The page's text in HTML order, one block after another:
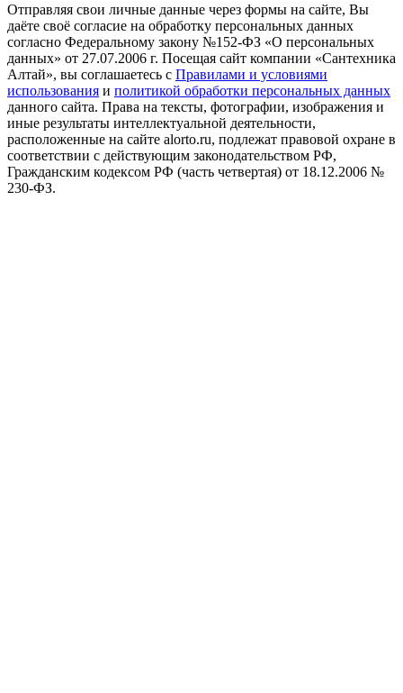
Отправляя свои личные данные через формы на сайте, Вы
даёте своё согласие на обработку персональных данных
согласно Федеральному закону №152-ФЗ «О персональных
данных» от 27.07.2006 г. Посещая сайт компании «Cантехника
Алтай», вы соглашаетесь с Правилами и условиями
использования и политикой обработки персональных данных
данного сайта. Права на тексты, фотографии, изображения и
иные результаты интеллектуальной деятельности,
расположенные на сайте alorto.ru, подлежат правовой охране в
соответствии с действующим законодательством РФ,
Гражданским кодексом РФ (часть четвертая) от 18.12.2006 №
230-ФЗ.